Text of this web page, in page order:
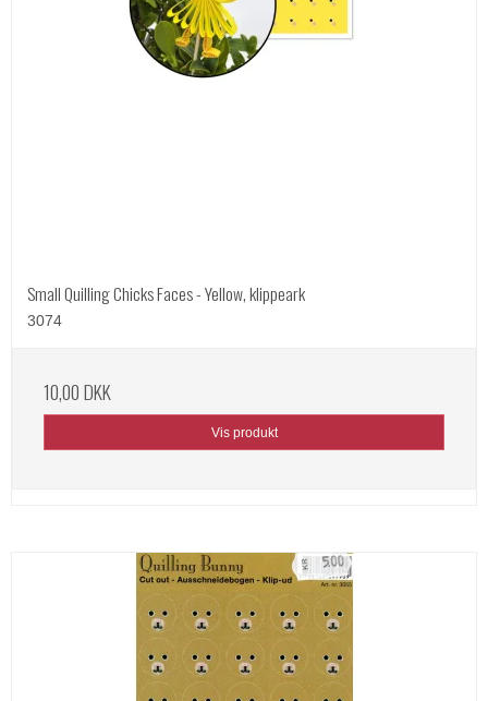
Small Quilling Chicks Faces - Yellow, klippeark
3074
10,00 DKK
Vis produkt